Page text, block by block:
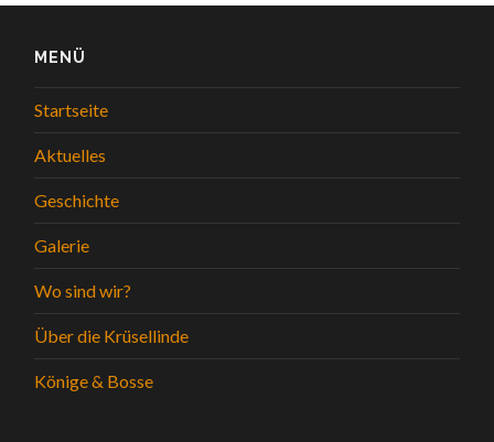
MENÜ
Startseite
Aktuelles
Geschichte
Galerie
Wo sind wir?
Über die Krüsellinde
Könige & Bosse